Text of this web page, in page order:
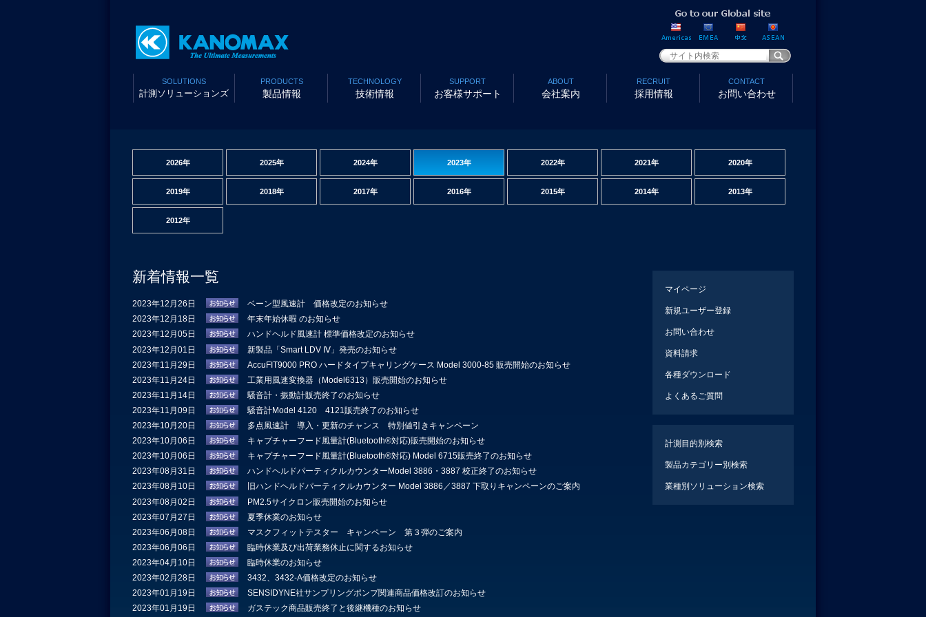
SOLUTIONS
計測ソリューションズ
PRODUCTS
製品情報
TECHNOLOGY
技術情報
SUPPORT
お客様サポート
ABOUT
会社案内
RECRUIT
採用情報
CONTACT
お問い合わせ
2026年 2025年 2024年 2023年 2022年 2021年 2020年
2019年 2018年 2017年 2016年 2015年 2014年 2013年
2012年
マイページ
新規ユーザー登録
お問い合わせ
資料請求
各種ダウンロード
よくあるご質問
計測目的別検索
製品カテゴリー別検索
業種別ソリューション検索
新着情報一覧
2023年12月26日
ベーン型風速計 価格改定のお知らせ
2023年12月18日
年末年始休暇 のお知らせ
2023年12月05日
ハンドヘルド風速計 標準価格改定のお知らせ
2023年12月01日
新製品「Smart LDV Ⅳ」発売のお知らせ
2023年11月29日
AccuFIT9000 PRO ハードタイプキャリングケース Model 3000-85 販売開始のお知らせ
2023年11月24日
工業用風速変換器（Model6313）販売開始のお知らせ
2023年11月14日
騒音計・振動計販売終了のお知らせ
2023年11月09日
騒音計Model 4120 4121販売終了のお知らせ
2023年10月20日
多点風速計 導入・更新のチャンス 特別値引きキャンペーン
2023年10月06日
キャプチャーフード風量計(Bluetooth®対応)販売開始のお知らせ
2023年10月06日
キャプチャーフード風量計(Bluetooth®対応) Model 6715販売終了のお知らせ
2023年08月31日
ハンドヘルドパーティクルカウンターModel 3886・3887 校正終了のお知らせ
2023年08月10日
旧ハンドヘルドパーティクルカウンター Model 3886／3887 下取りキャンペーンのご案内
2023年08月02日
PM2.5サイクロン販売開始のお知らせ
2023年07月27日
夏季休業のお知らせ
2023年06月08日
マスクフィットテスター キャンペーン 第３弾のご案内
2023年06月06日
臨時休業及び出荷業務休止に関するお知らせ
2023年04月10日
臨時休業のお知らせ
2023年02月28日
3432、3432-A価格改定のお知らせ
2023年01月19日
SENSIDYNE社サンプリングポンプ関連商品価格改訂のお知らせ
2023年01月19日
ガステック商品販売終了と後継機種のお知らせ